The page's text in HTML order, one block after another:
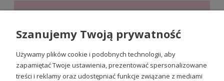
Ten produkt jest niedostępny.
Sprawdź nasze social media
Szanujemy Twoją prywatność
Używamy plików cookie i podobnych technologii, aby
zapamiętać Twoje ustawienia, prezentować spersonalizowane
treści i reklamy oraz udostępniać funkcje związane z mediami